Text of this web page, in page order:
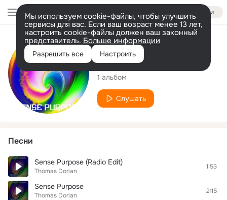
Войти
Мы используем cookie-файлы, чтобы улучшить
сервисы для вас. Если ваш возраст менее 13 лет,
настроить cookie-файлы должен ваш законный
представитель. Больше информации
Разрешить все Настроить
Исполнитель
Thomas Dorian
1 альбом
Слушать
Песни
Sense Purpose (Radio Edit)
Thomas Dorian
1:53
Sense Purpose
Thomas Dorian
2:15